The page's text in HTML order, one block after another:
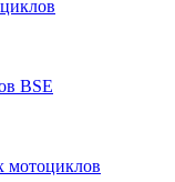
BSE
мотоциклов